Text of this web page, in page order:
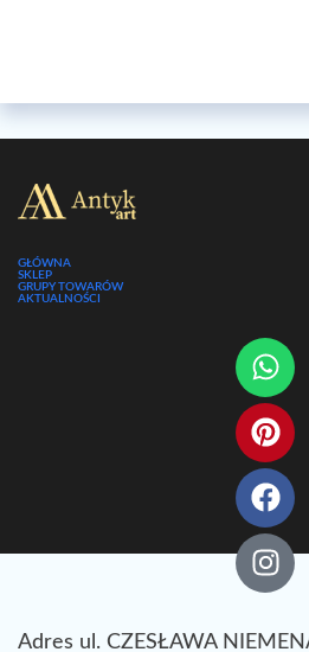
GŁÓWNA
SKLEP
GRUPY TOWARÓW
AKTUALNOŚCI
Adres ul. CZESŁAWA